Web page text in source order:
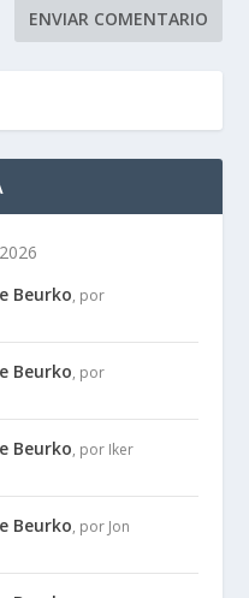
Beurko, por
Beurko, por
Beurko, por Iker
Beurko, por Jon